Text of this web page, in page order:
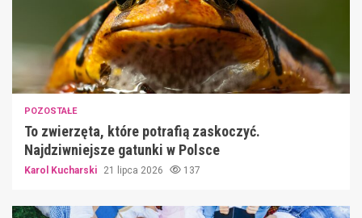
POZOSTAŁE
To zwierzęta, które potrafią zaskoczyć.
Najdziwniejsze gatunki w Polsce
Karol Kucharski 21 lipca 2026 137